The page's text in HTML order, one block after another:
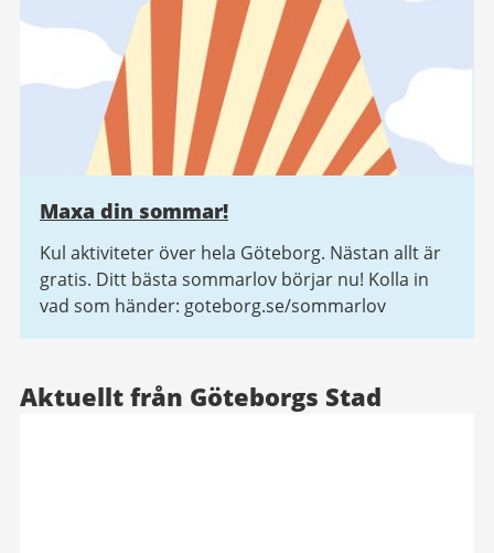
Maxa din sommar!
Kul aktiviteter över hela Göteborg. Nästan allt är
gratis. Ditt bästa sommarlov börjar nu! Kolla in
vad som händer: goteborg.se/sommarlov
Aktuellt från Göteborgs Stad